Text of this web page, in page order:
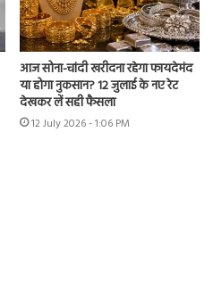
आज सोना-चांदी खरीदना रहेगा फायदेमंद
या होगा नुकसान? 12 जुलाई के नए रेट
देखकर लें सही फैसला
12 July 2026 - 1:06 PM